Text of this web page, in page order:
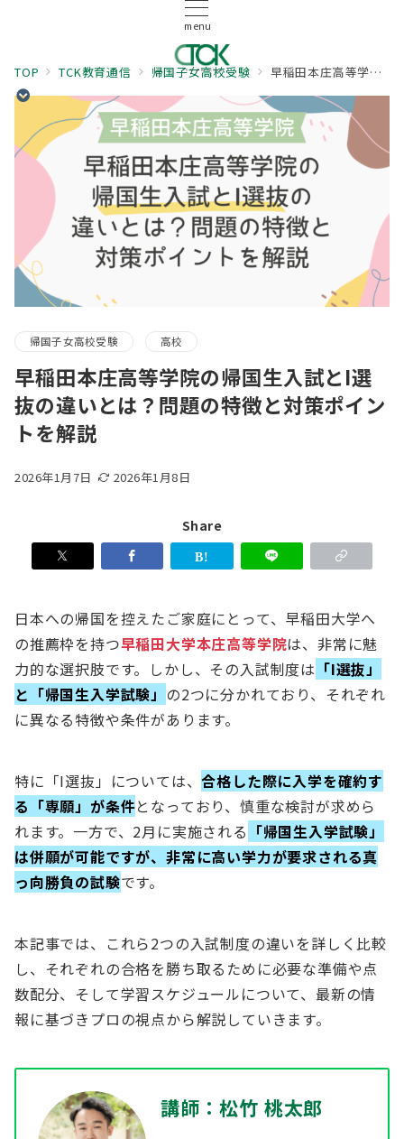
menu
TOP TCK教育通信 帰国子女高校受験 早稲田本庄高等学院の帰国生入試とI選抜の違いとは？問題の特徴と対策ポイントを解説
帰国子女高校受験 高校
早稲田本庄高等学院の帰国生入試とI選
抜の違いとは？問題の特徴と対策ポイン
トを解説
2026年1月7日 2026年1月8日
Share
日本への帰国を控えたご家庭にとって、早稲田大学へ
の推薦枠を持つ早稲田大学本庄高等学院は、非常に魅
力的な選択肢です。しかし、その入試制度は 「I選抜」
と「帰国生入学試験」 の2つに分かれており、それぞれ
に異なる特徴や条件があります。
特に「I選抜」については、合格した際に入学を確約す
る「専願」が条件となっており、慎重な検討が求めら
れます。一方で、2月に実施される 「帰国生入学試験」
は併願が可能ですが、非常に高い学力が要求される真
っ向勝負の試験です。
本記事では、これら2つの入試制度の違いを詳しく比較
し、それぞれの合格を勝ち取るために必要な準備や点
数配分、そして学習スケジュールについて、最新の情
報に基づきプロの視点から解説していきます。
講師：松竹 桃太郎